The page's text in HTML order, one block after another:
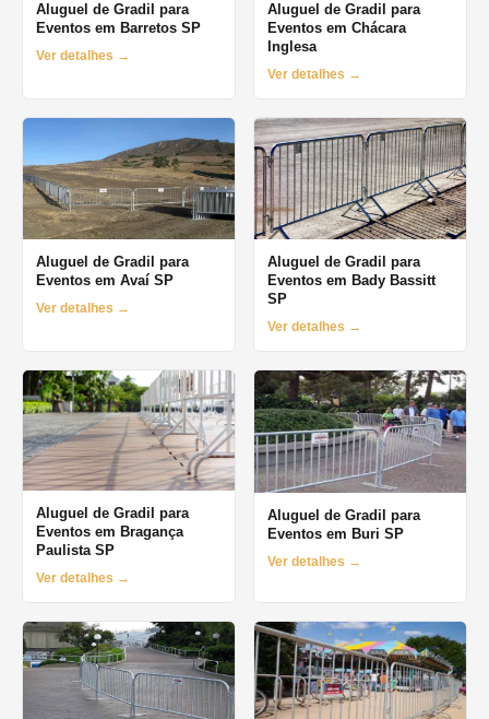
Aluguel de Gradil para
Eventos em Barretos SP
Ver detalhes →
Aluguel de Gradil para
Eventos em Chácara
Inglesa
Ver detalhes →
Aluguel de Gradil para
Eventos em Avaí SP
Ver detalhes →
Aluguel de Gradil para
Eventos em Bady Bassitt
SP
Ver detalhes →
Aluguel de Gradil para
Eventos em Bragança
Paulista SP
Ver detalhes →
Aluguel de Gradil para
Eventos em Buri SP
Ver detalhes →